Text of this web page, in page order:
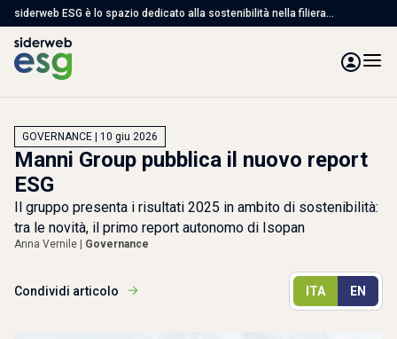
siderweb ESG è lo spazio dedicato alla sostenibilità nella filiera
dell'acciaio, con articoli, studi e servizi per affrontare le sfide ambientali,
sociali e di governance
GOVERNANCE | 10 giu 2026
Manni Group pubblica il nuovo report
ESG
Il gruppo presenta i risultati 2025 in ambito di sostenibilità:
tra le novità, il primo report autonomo di Isopan
Anna Vernile | Governance
Condividi articolo ITA EN